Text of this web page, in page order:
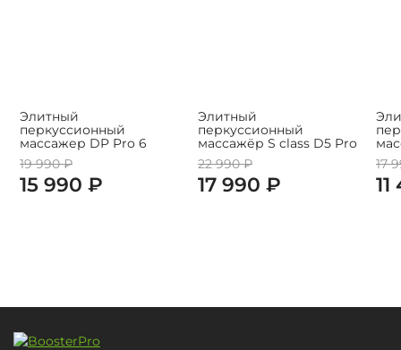
Элитный
перкуссионный
массажер DP Pro 6
19 990 ₽
15 990 ₽
Элитный
перкуссионный
массажёр S class D5 Pro
22 990 ₽
17 990 ₽
17